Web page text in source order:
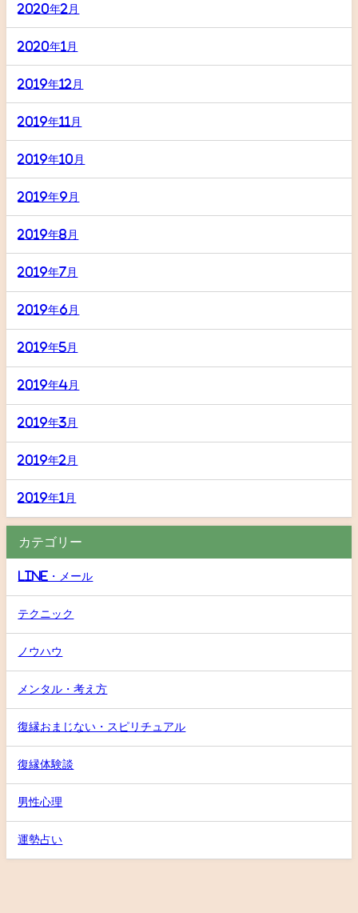
2020年2月
2020年1月
2019年12月
2019年11月
2019年10月
2019年9月
2019年8月
2019年7月
2019年6月
2019年5月
2019年4月
2019年3月
2019年2月
2019年1月
カテゴリー
LINE・メール
テクニック
ノウハウ
メンタル・考え方
復縁おまじない・スピリチュアル
復縁体験談
男性心理
運勢占い